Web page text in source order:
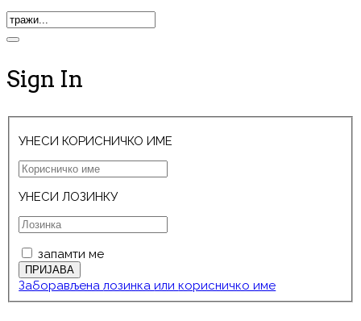
Sign In
УНЕСИ КОРИСНИЧКО ИМЕ
УНЕСИ ЛОЗИНКУ
запамти ме
Заборављена лозинка или корисничко име